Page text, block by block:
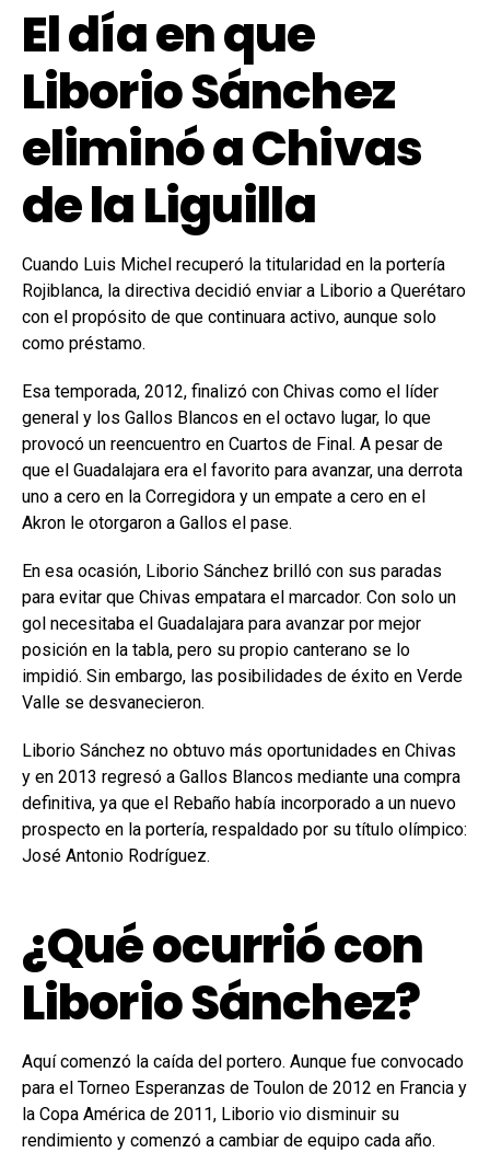
El día en que
Liborio Sánchez
eliminó a Chivas
de la Liguilla
Cuando Luis Michel recuperó la titularidad en la portería
Rojiblanca, la directiva decidió enviar a Liborio a Querétaro
con el propósito de que continuara activo, aunque solo
como préstamo.
Esa temporada, 2012, finalizó con Chivas como el líder
general y los Gallos Blancos en el octavo lugar, lo que
provocó un reencuentro en Cuartos de Final. A pesar de
que el Guadalajara era el favorito para avanzar, una derrota
uno a cero en la Corregidora y un empate a cero en el
Akron le otorgaron a Gallos el pase.
En esa ocasión, Liborio Sánchez brilló con sus paradas
para evitar que Chivas empatara el marcador. Con solo un
gol necesitaba el Guadalajara para avanzar por mejor
posición en la tabla, pero su propio canterano se lo
impidió. Sin embargo, las posibilidades de éxito en Verde
Valle se desvanecieron.
Liborio Sánchez no obtuvo más oportunidades en Chivas
y en 2013 regresó a Gallos Blancos mediante una compra
definitiva, ya que el Rebaño había incorporado a un nuevo
prospecto en la portería, respaldado por su título olímpico:
José Antonio Rodríguez.
¿Qué ocurrió con
Liborio Sánchez?
Aquí comenzó la caída del portero. Aunque fue convocado
para el Torneo Esperanzas de Toulon de 2012 en Francia y
la Copa América de 2011, Liborio vio disminuir su
rendimiento y comenzó a cambiar de equipo cada año.